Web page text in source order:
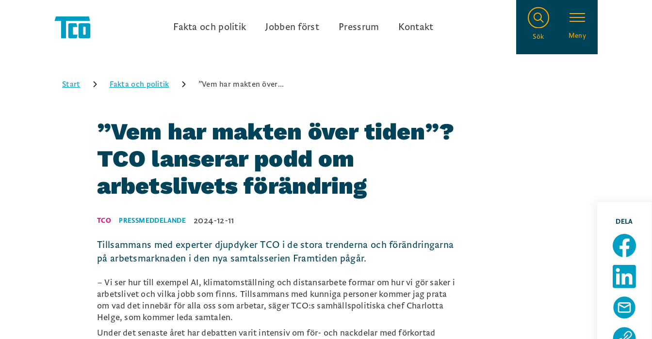
Fakta och politik Jobben först Pressrum Kontakt
Sök Meny
Start Fakta och politik ”Vem har makten över...
DELA
”Vem har makten över tiden”?
TCO lanserar podd om
arbetslivets förändring
TCO PRESSMEDDELANDE 2024-12-11
Tillsammans med experter djupdyker TCO i de stora trenderna och förändringarna
på arbetsmarknaden i den nya samtalsserien Framtiden pågår.
– Vi ser hur till exempel AI, klimatomställning och distansarbete formar om hur vi gör saker i
arbetslivet och vilka jobb som finns. Tillsammans med kunniga personer kommer jag prata
om vad det innebär för alla oss som arbetar, säger TCO:s samhällspolitiska chef Charlotta
Helge, som kommer leda samtalen.
Under det senaste året har debatten varit intensiv om för- och nackdelar med förkortad